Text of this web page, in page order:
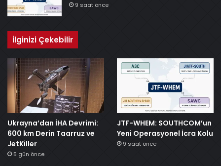
9 saat önce
İlginizi Çekebilir
Ukrayna’dan İHA Devrimi:
600 km Derin Taarruz ve
JetKiller
5 gün önce
JTF-WHEM: SOUTHCOM’un
Yeni Operasyonel İcra Kolu
9 saat önce